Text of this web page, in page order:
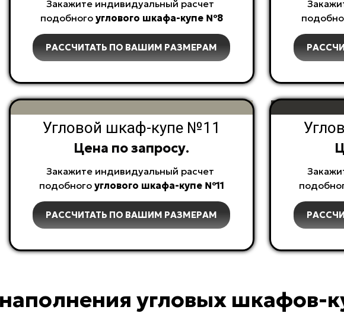
Закажите индивидуальный расчет
подобного углового шкафа-купе №8
РАССЧИТАТЬ ПО ВАШИМ РАЗМЕРАМ
Угловой шкаф-купе №11
Цена по запросу.
Закажите индивидуальный расчет
подобного углового шкафа-купе №11
РАССЧИТАТЬ ПО ВАШИМ РАЗМЕРАМ
угловых шкафов-